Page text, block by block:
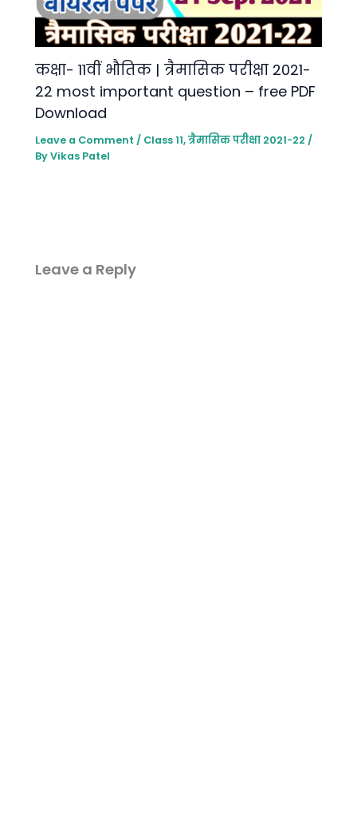
कक्षा- 11वीं भौतिक | त्रैमासिक परीक्षा 2021-
22 most important question – free PDF
Download
Leave a Comment / Class 11,त्रैमासिक परीक्षा 2021-22 /
ByVikas Patel
Leave a Reply